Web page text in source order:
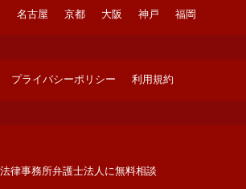
名古屋 京都 大阪 神戸 福岡
プライバシーポリシー 利用規約
律事務所弁護士法人に無料相談